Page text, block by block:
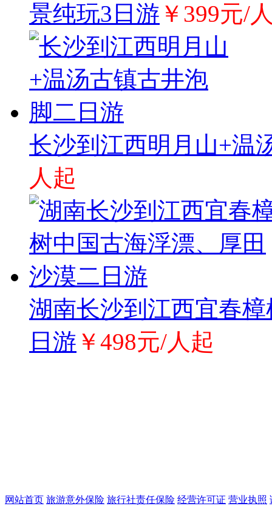
景纯玩3日游 ￥399元/
长沙到江西明月山+温
人起
湖南长沙到江西宜春
日游 ￥498元/人起
网站首页 旅游意外保险 旅行社责任保险 经营许可证 营业执照